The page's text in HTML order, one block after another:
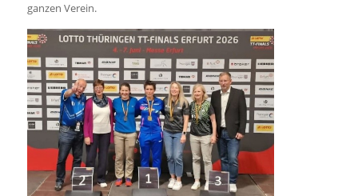
ganzen Verein.